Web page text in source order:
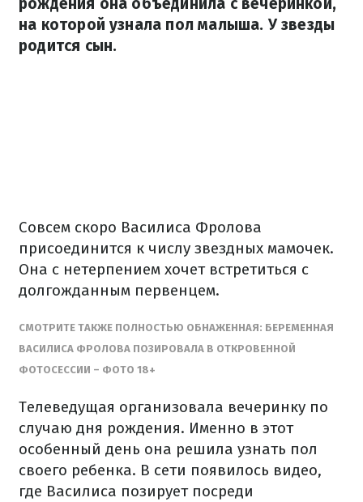
на которой узнала пол малыша. У звезды
родится сын.
Совсем скоро Василиса Фролова
присоединится к числу звездных мамочек.
Она с нетерпением хочет встретиться с
долгожданным первенцем.
СМОТРИТЕ ТАКЖЕ ПОЛНОСТЬЮ ОБНАЖЕННАЯ: БЕРЕМЕННАЯ
ВАСИЛИСА ФРОЛОВА ПОЗИРОВАЛА В ОТКРОВЕННОЙ
ФОТОСЕССИИ – ФОТО 18+
Телеведущая организовала вечеринку по
случаю дня рождения. Именно в этот
особенный день она решила узнать пол
своего ребенка. В сети появилось видео,
где Василиса позирует посреди